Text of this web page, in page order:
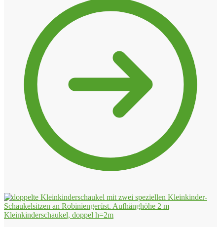
Kleinkinderschaukel, doppel h=2m